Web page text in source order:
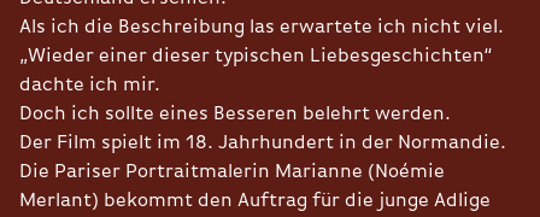
Als ich die Beschreibung las erwartete ich nicht viel.
„Wieder einer dieser typischen Liebesgeschichten“
dachte ich mir.
Doch ich sollte eines Besseren belehrt werden.
Der Film spielt im 18. Jahrhundert in der Normandie.
Die Pariser Portraitmalerin Marianne (Noémie
Merlant) bekommt den Auftrag für die junge Adlige